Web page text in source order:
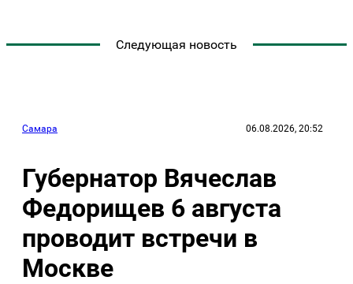
Следующая новость
Самара 06.08.2026, 20:52
Губернатор Вячеслав
Федорищев 6 августа
проводит встречи в
Москве